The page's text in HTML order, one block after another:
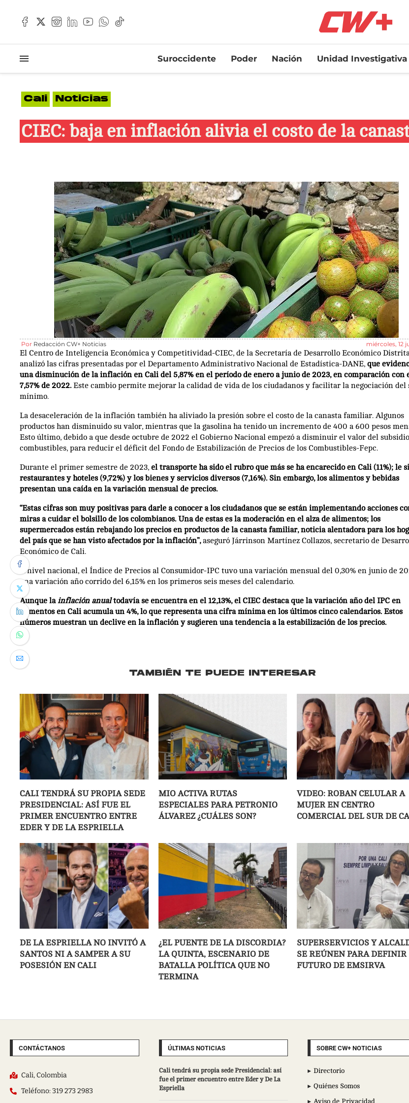
Suroccidente Poder Nación Unidad Investigativa
Cali Noticias
CIEC: baja en inflación alivia el costo de la
Por Redacción CW+ Noticias miércoles, 12
El Centro de Inteligencia Económica y Competitividad-CIEC, de la Secretaría de Desarrollo Económico
analizó las cifras presentadas por el Departamento Administrativo Nacional de Estadística-DANE, que
una disminución de la inflación en Cali del 5,87% en el período de enero a junio de 2023, en comparación con
7,57% de 2022. Este cambio permite mejorar la calidad de vida de los ciudadanos y facilitar la negociación del
mínimo.
La desaceleración de la inflación también ha aliviado la presión sobre el costo de la canasta familiar. Algunos
productos han disminuido su valor, mientras que la gasolina ha tenido un incremento de 400 a 600 pesos
Esto último, debido a que desde octubre de 2022 el Gobierno Nacional empezó a disminuir el valor del
combustibles, para reducir el déficit del Fondo de Estabilización de Precios de los Combustibles-Fepc.
Durante el primer semestre de 2023, el transporte ha sido el rubro que más se ha encarecido en Cali (11%); le
restaurantes y hoteles (9,72%) y los bienes y servicios diversos (7,16%). Sin embargo, los alimentos y bebidas
presentan una caída en la variación mensual de precios.
“Estas cifras son muy positivas para darle a conocer a los ciudadanos que se están implementando acciones
miras a cuidar el bolsillo de los colombianos. Una de estas es la moderación en el alza de alimentos; los
supermercados están rebajando los precios en productos de la canasta familiar, noticia alentadora para los
del país que se han visto afectados por la inflación”,aseguró Járrinson Martínez Collazos, secretario de
Económico de Cali.
A nivel nacional, el Índice de Precios al Consumidor-IPC tuvo una variación mensual del 0,30% en junio de
una variación año corrido del 6,15% en los primeros seis meses del calendario.
Aunque lainflación anualtodavía se encuentra en el 12,13%, el CIEC destaca que la variación año del IPC en
alimentos en Cali acumula un 4%, lo que representa una cifra mínima en los últimos cinco calendarios. Estos
números muestran un declive en la inflación y sugieren una tendencia a la estabilización de los precios.
TAMBIÉN TE PUEDE INTERESAR
CALI TENDRÁ SU PROPIA SEDE
PRESIDENCIAL: ASÍ FUE EL
PRIMER ENCUENTRO ENTRE
EDER Y DE LA ESPRIELLA
MIO ACTIVA RUTAS
ESPECIALES PARA PETRONIO
ÁLVAREZ ¿CUÁLES SON?
VIDEO: ROBAN CELULAR A
MUJER EN CENTRO
COMERCIAL DEL SUR DE
DE LA ESPRIELLA NO INVITÓ A
SANTOS NI A SAMPER A SU
POSESIÓN EN CALI
¿EL PUENTE DE LA DISCORDIA?
LA QUINTA, ESCENARIO DE
BATALLA POLÍTICA QUE NO
TERMINA
SUPERSERVICIOS Y
SE REÚNEN PARA DEFINIR
FUTURO DE EMSIRVA
CONTÁCTANOS
Cali, Colombia
Teléfono: 319 273 2983
ÚLTIMAS NOTICIAS
Cali tendrá su propia sede Presidencial: así
fue el primer encuentro entre Eder y De La
Espriella
SOBRE CW+ NOTICIAS
Directorio
Quiénes Somos
Aviso de Privacidad